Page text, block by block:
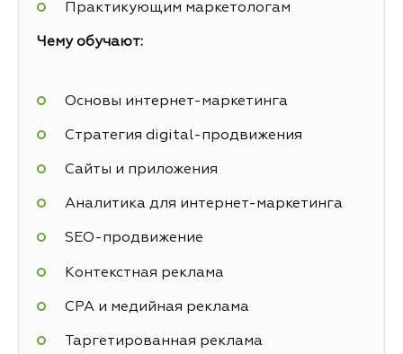
Практикующим маркетологам
Чему обучают:
Основы интернет-маркетинга
Стратегия digital-продвижения
Сайты и приложения
Аналитика для интернет-маркетинга
SEO-продвижение
Контекстная реклама
СРА и медийная реклама
Таргетированная реклама